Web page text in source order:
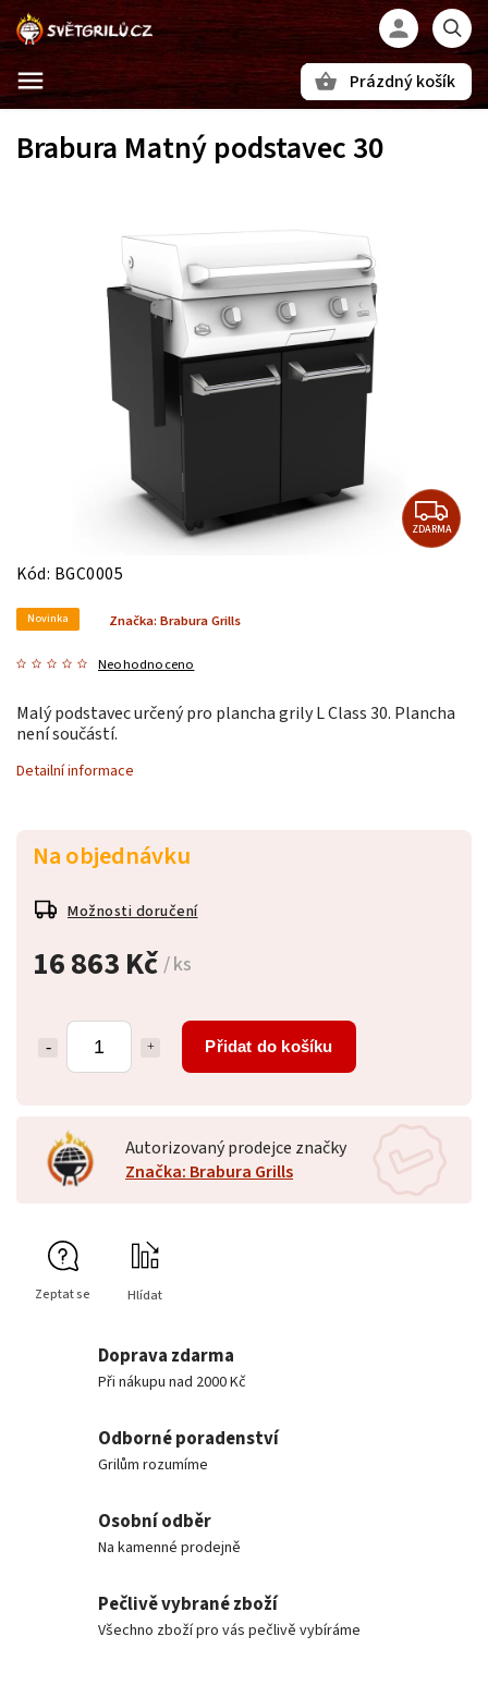
Prázdný košík
Brabura Matný podstavec 30
ZDARMA
Kód: BGC0005
Novinka
Neohodnoceno
Značka: Brabura Grills
16 863 Kč / ks
Přidat do košíku
Na objednávku
Možnosti doručení
Malý podstavec určený pro plancha grily L Class 30. Plancha
není součástí.
Detailní informace
Autorizovaný prodejce značky
Značka: Brabura Grills
Zeptat se Hlídat
Doprava zdarma
Při nákupu nad 2000 Kč
Odborné poradenství
Grilům rozumíme
Osobní odběr
Na kamenné prodejně
Pečlivě vybrané zboží
Všechno zboží pro vás pečlivě vybíráme